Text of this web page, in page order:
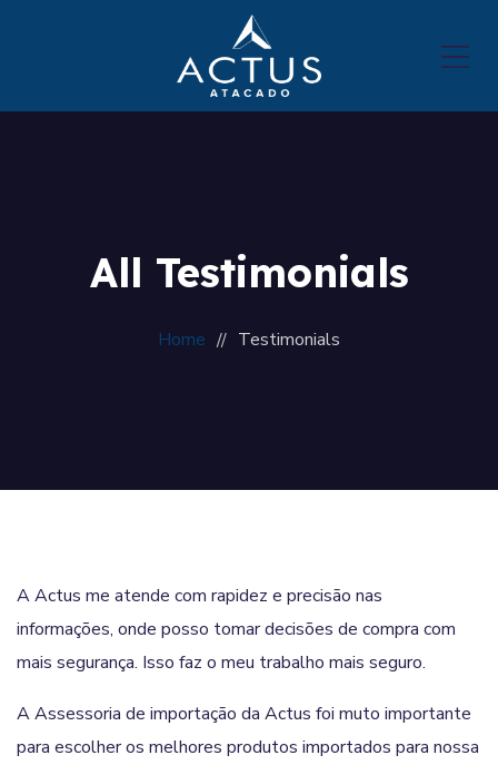
All Testimonials
Home Testimonials
A Actus me atende com rapidez e precisão nas
informações, onde posso tomar decisões de compra com
mais segurança. Isso faz o meu trabalho mais seguro.
A Assessoria de importação da Actus foi muto importante
para escolher os melhores produtos importados para nossa